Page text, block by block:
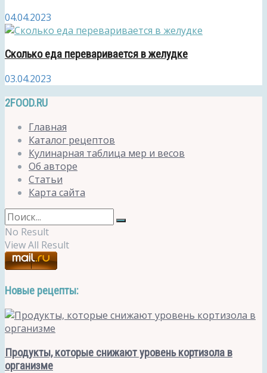
04.04.2023
Сколько еда переваривается в желудке
03.04.2023
2FOOD.RU
Главная
Каталог рецептов
Кулинарная таблица мер и весов
Об авторе
Статьи
Карта сайта
No Result
View All Result
Новые рецепты:
Продукты, которые снижают уровень кортизола в
организме